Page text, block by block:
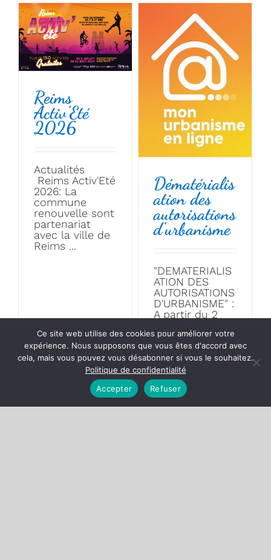
Reims
Activ’Eté
2026
Actualités
Reims Activ'Eté
2026: La
commune
renouvelle sont
partenariat
avec la ville de
Reims ...
Dématérialis
ation des
autorisations
d’urbanisme
"DEMATERIALIS
ATION DES
AUTORISATIONS
D'URBANISME" :
A partir du 2
la commune de
...
Lire
Plus
Ce site web utilise des cookies pour améliorer votre
expérience. Nous supposons que vous êtes d'accord avec
cela, mais vous pouvez vous désabonner si vous le souhaitez.
Politique de confidentialité
Accepter
Refuser